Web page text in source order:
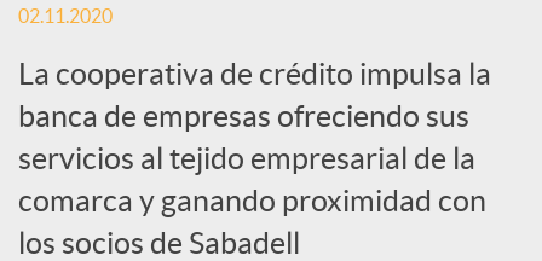
o
c
02.11.2020
La cooperativa de crédito impulsa la
banca de empresas ofreciendo sus
servicios al tejido empresarial de la
comarca y ganando proximidad con
los socios de Sabadell